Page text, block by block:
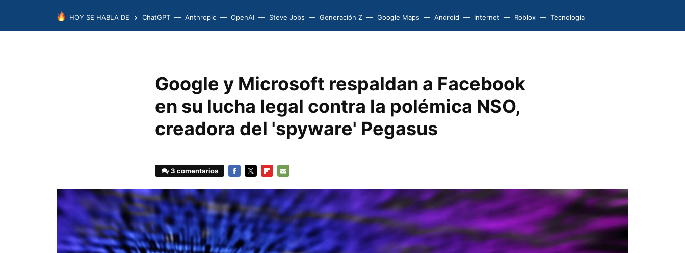
HOY SE HABLA DE ChatGPT Anthropic OpenAI Steve Jobs Generación Z Google Maps Android Internet Roblox Tecnología
Google y Microsoft respaldan a Facebook
en su lucha legal contra la polémica NSO,
creadora del 'spyware' Pegasus
3 comentarios
MAIL